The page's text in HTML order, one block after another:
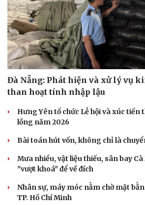
Đà Nẵng: Phát hiện và xử lý vụ
than hoạt tính nhập lậu
Hưng Yên tổ chức Lễ hội và xúc tiến
lồng năm 2026
Bài toán hút vốn, không chỉ là
Mưa nhiều, vật liệu thiếu, sân bay
"vượt khoá" để về đích
Nhân sự, máy móc nằm chờ mặt
TP. Hồ Chí Minh